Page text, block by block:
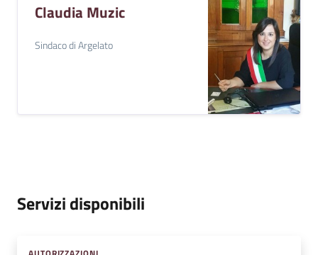
Claudia Muzic
Sindaco di Argelato
Servizi disponibili